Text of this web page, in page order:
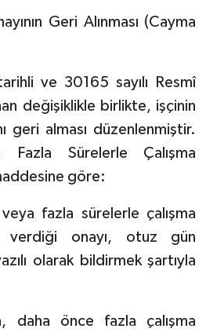
Geri Alınması (Cayma
ve 30165 sayılı Resmî
değişiklikle birlikte, işçinin
geri alması düzenlenmiştir.
Fazla Sürelerle Çalışma
göre:
fazla sürelerle çalışma
verdiği onayı, otuz gün
olarak bildirmek şartıyla
daha önce fazla çalışma